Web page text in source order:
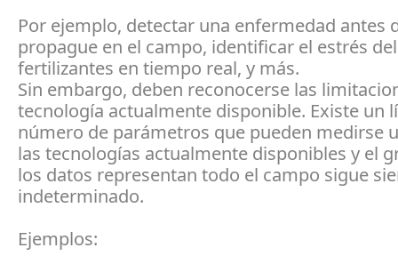
Por ejemplo, detectar una enfermedad antes
propague en el campo, identificar el estrés
fertilizantes en tiempo real, y más.
Sin embargo, deben reconocerse las
tecnología actualmente disponible. Existe un
número de parámetros que pueden medirse
las tecnologías actualmente disponibles y el
los datos representan todo el campo sigue
indeterminado.
Ejemplos: